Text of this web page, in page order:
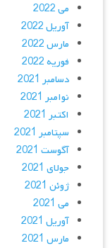
می 2022
آوریل 2022
مارس 2022
فوریه 2022
دسامبر 2021
نوامبر 2021
اکتبر 2021
سپتامبر 2021
آگوست 2021
جولای 2021
ژوئن 2021
می 2021
آوریل 2021
مارس 2021